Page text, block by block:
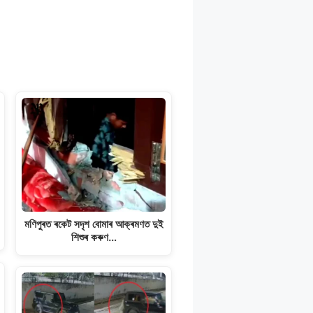
মণিপুৰত ৰকেট সদৃশ বোমাৰ আক্ৰমণত দুই
শিশুৰ কৰুণ…